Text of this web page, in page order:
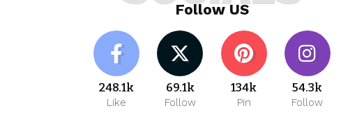
Follow US
248.1k
Like
69.1k
Follow
134k
Pin
54.3k
Follow